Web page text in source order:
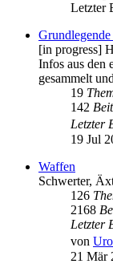
Letzter
[in progress]
Infos aus den
gesammelt
19
142
Letzter
19 Jul
Waffen
Schwerter,
126
2168
Letzter
von
21 Mär